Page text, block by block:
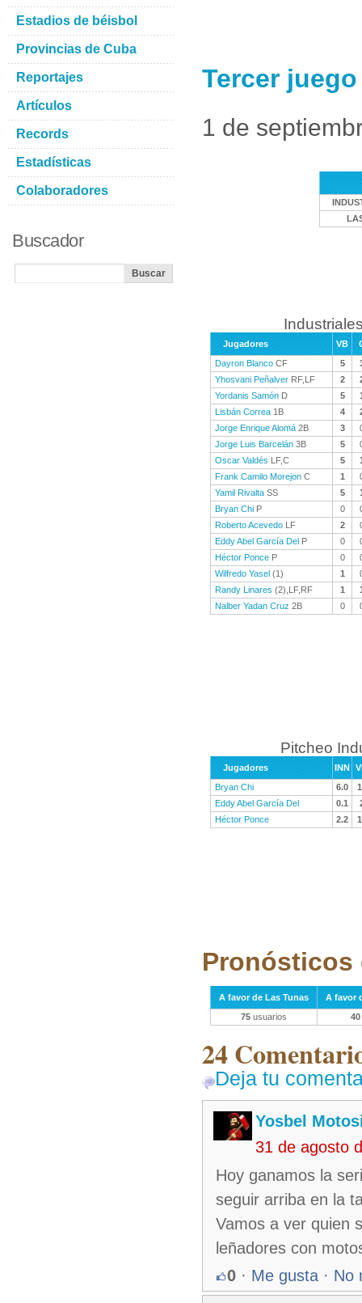
Tercer
1 de
Jugadores VB
Dayron Blanco CF 5
Yhosvani Peñalver RF,LF 2
Yordanis Samón D 5
Lisbán Correa 1B 4
Jorge Enrique Alomá 2B 3
Jorge Luis Barcelán 3B 5
Oscar Valdés LF,C 5
Frank Camilo Morejon C 1
Yamil Rivalta SS 5
Bryan Chi P 0
Roberto Acevedo LF 2
Eddy Abel García Del P 0
Héctor Ponce P 0
Wilfredo Yasel (1) 1
Randy Linares (2),LF,RF 1
Nalber Yadan Cruz 2B 0
Pitcheo
Jugadores INN
Bryan Chi
6.0
Eddy Abel García Del
0.1
Héctor Ponce
2.2
Pronósticos
A favor de Las Tunas
A favor
75 usuarios 40
24
Deja tu
Yosbel
31 de agosto
Hoy ganamos la
seguir arriba en la
Vamos a ver quien
leñadores con
0 · Me gusta · No
Estadios de béisbol
Provincias de Cuba
Reportajes
Artículos
Records
Estadísticas
Colaboradores
Buscador